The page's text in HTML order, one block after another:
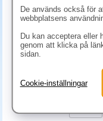
De används också för
webbplatsens
Du kan acceptera eller
genom att klicka på
sidan.
Cookie-inställningar